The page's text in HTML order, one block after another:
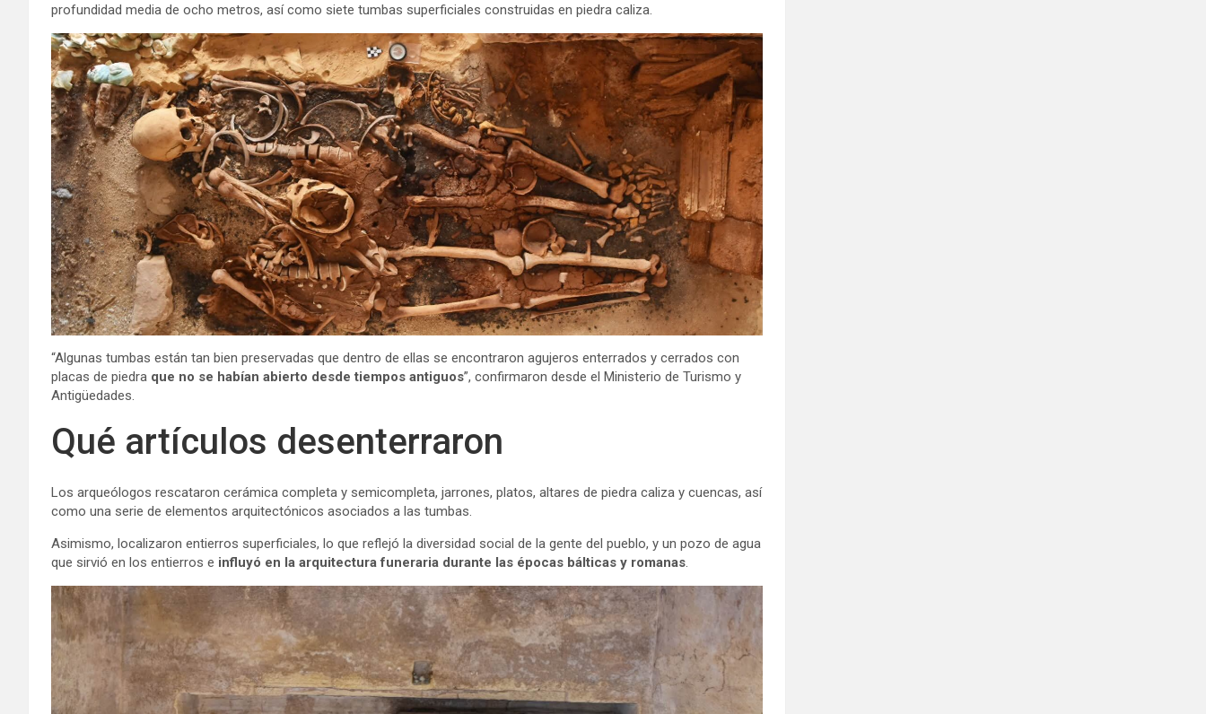
profundidad media de ocho metros, así como siete tumbas superficiales construidas en piedra caliza.
“Algunas tumbas están tan bien preservadas que dentro de ellas se encontraron agujeros enterrados y cerrados con
placas de piedra que no se habían abierto desde tiempos antiguos”, confirmaron desde el Ministerio de Turismo y
Antigüedades.
Qué artículos desenterraron
Los arqueólogos rescataron cerámica completa y semicompleta, jarrones, platos, altares de piedra caliza y cuencas, así
como una serie de elementos arquitectónicos asociados a las tumbas.
Asimismo, localizaron entierros superficiales, lo que reflejó la diversidad social de la gente del pueblo, y un pozo de agua
que sirvió en los entierros e influyó en la arquitectura funeraria durante las épocas bálticas y romanas.